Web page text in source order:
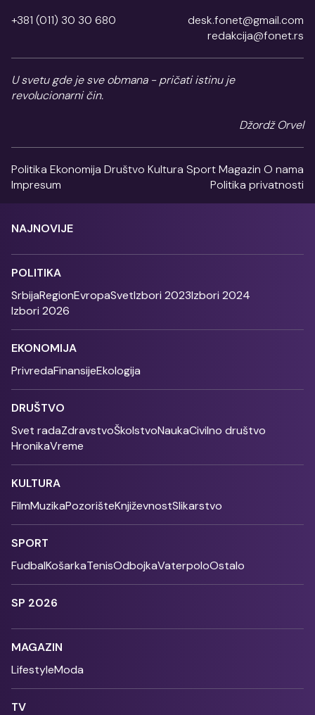
+381 (011) 30 30 680
desk.fonet@gmail.com
redakcija@fonet.rs
U svetu gde je sve obmana - pričati istinu je
revolucionarni čin.
Džordž Orvel
Politika Ekonomija Društvo Kultura SportMagazin O nama
Impresum
Politika privatnosti
NAJNOVIJE
POLITIKA
SrbijaRegionEvropaSvetIzbori 2023Izbori 2024
Izbori 2026
EKONOMIJA
PrivredaFinansijeEkologija
DRUŠTVO
Svet radaZdravstvoŠkolstvoNaukaCivilno društvo
HronikaVreme
KULTURA
FilmMuzikaPozorišteKnjiževnostSlikarstvo
SPORT
FudbalKošarkaTenisOdbojkaVaterpoloOstalo
SP 2026
MAGAZIN
LifestyleModa
TV